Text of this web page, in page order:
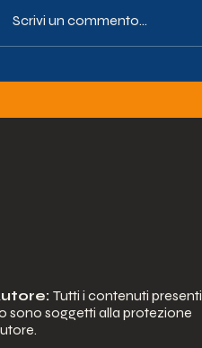
CHE STRAVOLGE I
Scrivi un commento...
Tutti i contenuti presenti
sono soggetti alla protezione